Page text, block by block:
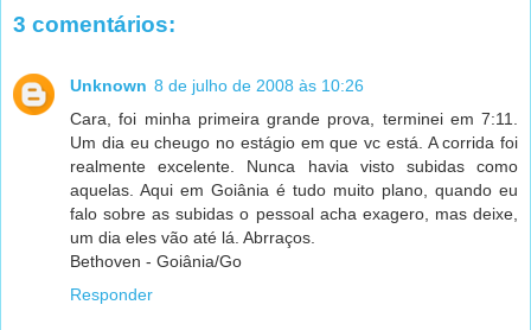
3 comentários:
Unknown 8 de julho de 2008 às 10:26
Cara, foi minha primeira grande prova, terminei em 7:11.
Um dia eu cheugo no estágio em que vc está. A corrida foi
realmente excelente. Nunca havia visto subidas como
aquelas. Aqui em Goiânia é tudo muito plano, quando eu
falo sobre as subidas o pessoal acha exagero, mas deixe,
um dia eles vão até lá. Abrraços.
Bethoven - Goiânia/Go
Responder